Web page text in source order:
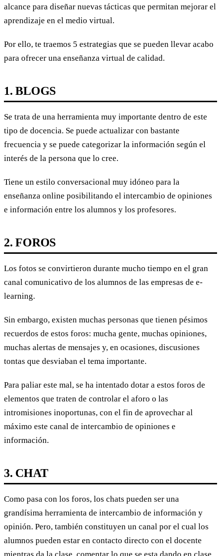
alcance para diseñar nuevas tácticas que permitan mejorar el
aprendizaje en el medio virtual.
Por ello, te traemos 5 estrategias que se pueden llevar acabo
para ofrecer una enseñanza virtual de calidad.
1. BLOGS
Se trata de una herramienta muy importante dentro de este
tipo de docencia. Se puede actualizar con bastante
frecuencia y se puede categorizar la información según el
interés de la persona que lo cree.
Tiene un estilo conversacional muy idóneo para la
enseñanza online posibilitando el intercambio de opiniones
e información entre los alumnos y los profesores.
2. FOROS
Los fotos se convirtieron durante mucho tiempo en el gran
canal comunicativo de los alumnos de las empresas de e-
learning.
Sin embargo, existen muchas personas que tienen pésimos
recuerdos de estos foros: mucha gente, muchas opiniones,
muchas alertas de mensajes y, en ocasiones, discusiones
tontas que desviaban el tema importante.
Para paliar este mal, se ha intentado dotar a estos foros de
elementos que traten de controlar el aforo o las
intromisiones inoportunas, con el fin de aprovechar al
máximo este canal de intercambio de opiniones e
información.
3. CHAT
Como pasa con los foros, los chats pueden ser una
grandísima herramienta de intercambio de información y
opinión. Pero, también constituyen un canal por el cual los
alumnos pueden estar en contacto directo con el docente